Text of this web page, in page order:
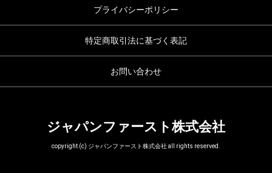
プライバシーポリシー
特定商取引法に基づく表記
お問い合わせ
ジャパンファースト株式会社
copyright (c) ジャパンファースト株式会社 all rights reserved.